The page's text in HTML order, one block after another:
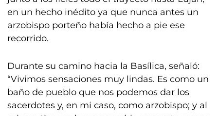
en un hecho inédito ya que nunca antes un
arzobispo porteño había hecho a pie ese
recorrido.
Durante su camino hacia la Basílica, señaló:
“Vivimos sensaciones muy lindas. Es como un
baño de pueblo que nos podemos dar los
sacerdotes y, en mi caso, como arzobispo; y al